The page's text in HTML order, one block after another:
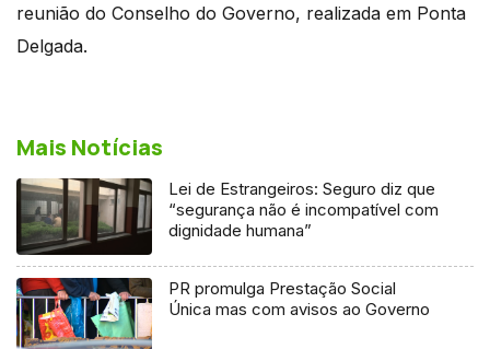
reunião do Conselho do Governo, realizada em Ponta
Delgada.
Mais Notícias
Lei de Estrangeiros: Seguro diz que
“segurança não é incompatível com
dignidade humana”
PR promulga Prestação Social
Única mas com avisos ao Governo